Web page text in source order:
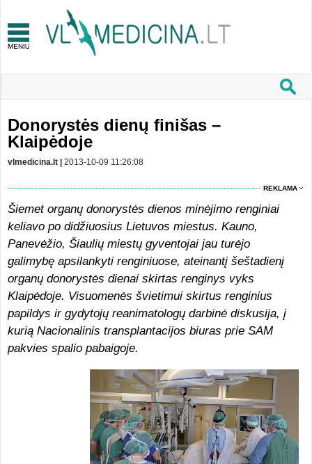
Donorystės dienų finišas –
Klaipėdoje
vlmedicina.lt | 2013-10-09 11:26:08
REKLAMA
Šiemet organų donorystės dienos minėjimo renginiai
keliavo po didžiuosius Lietuvos miestus. Kauno,
Panevėžio, Šiaulių miestų gyventojai jau turėjo
galimybę apsilankyti renginiuose, ateinantį šeštadienį
organų donorystės dienai skirtas renginys vyks
Klaipėdoje. Visuomenės švietimui skirtus renginius
papildys ir gydytojų reanimatologų darbinė diskusija, į
kurią Nacionalinis transplantacijos biuras prie SAM
pakvies spalio pabaigoje.